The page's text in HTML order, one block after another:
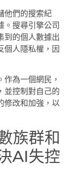
他們的搜索紀
。搜尋引擎公司
到的個人數據出
個人隱私權，因
為一個網民，
並控制對自己的
修改和加強，以
族群和
AI失控